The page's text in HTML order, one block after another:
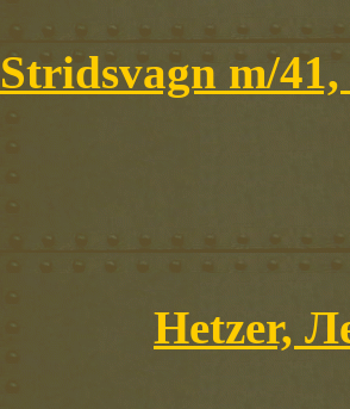
Stridsvagn m/
Hetzer,